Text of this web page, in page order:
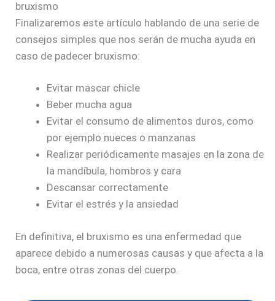
bruxismo
Finalizaremos este artículo hablando de una serie de
consejos simples que nos serán de mucha ayuda en
caso de padecer bruxismo:
Evitar mascar chicle
Beber mucha agua
Evitar el consumo de alimentos duros, como
por ejemplo nueces o manzanas
Realizar periódicamente masajes en la zona de
la mandíbula, hombros y cara
Descansar correctamente
Evitar el estrés y la ansiedad
En definitiva, el bruxismo es una enfermedad que
aparece debido a numerosas causas y que afecta a la
boca, entre otras zonas del cuerpo.